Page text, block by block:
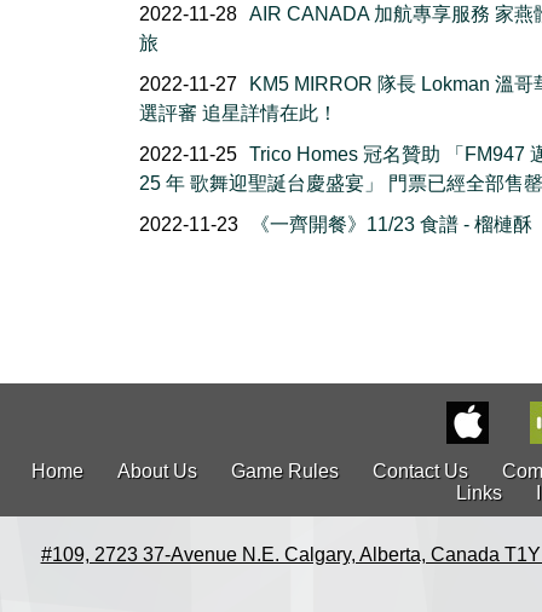
2022-11-28 AIR CANADA 加航專享服務 家燕
旅
2022-11-27
KM5 MIRROR 隊長 Lokman 溫哥
選評審 追星詳情在此！
2022-11-25 Trico Homes 冠名贊助 「FM947
25 年 歌舞迎聖誕台慶盛宴」 門票已經全部售
2022-11-23
《一齊開餐》11/23 食譜 - 榴槤酥
Home About Us Game Rules Contact Us
Links
#109, 2723 37-Avenue N.E. Calgary, Alberta, Canada